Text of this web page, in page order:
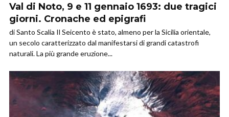
Val di Noto, 9 e 11 gennaio 1693: due tragici
giorni. Cronache ed epigrafi
di Santo Scalia Il Seicento è stato, almeno per la Sicilia orientale,
un secolo caratterizzato dal manifestarsi di grandi catastrofi
naturali. La più grande eruzione...